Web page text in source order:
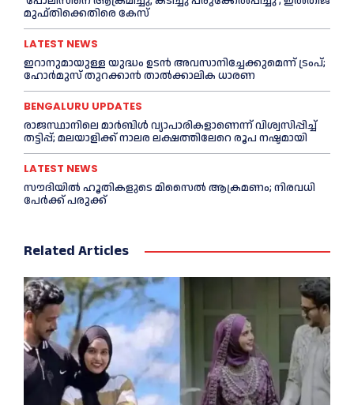
മുഫ്തിക്കെതിരെ കേസ്
LATEST NEWS
ഇറാനുമായുള്ള യുദ്ധം ഉടൻ അവസാനിച്ചേക്കുമെന്ന് ട്രംപ്;
ഹോർമുസ് തുറക്കാൻ താൽക്കാലിക ധാരണ
BENGALURU UPDATES
രാജസ്ഥാനിലെ മാർബിൾ വ്യാപാരികളാണെന്ന് വിശ്വസിപ്പിച്ച്
തട്ടിപ്പ്; മലയാളിക്ക് നാലര ലക്ഷത്തിലേറെ രൂപ നഷ്ടമായി
LATEST NEWS
സൗദിയിൽ ഹൂതികളുടെ മിസൈൽ ആക്രമണം; നിരവധി
പേർക്ക് പരുക്ക്
Related Articles